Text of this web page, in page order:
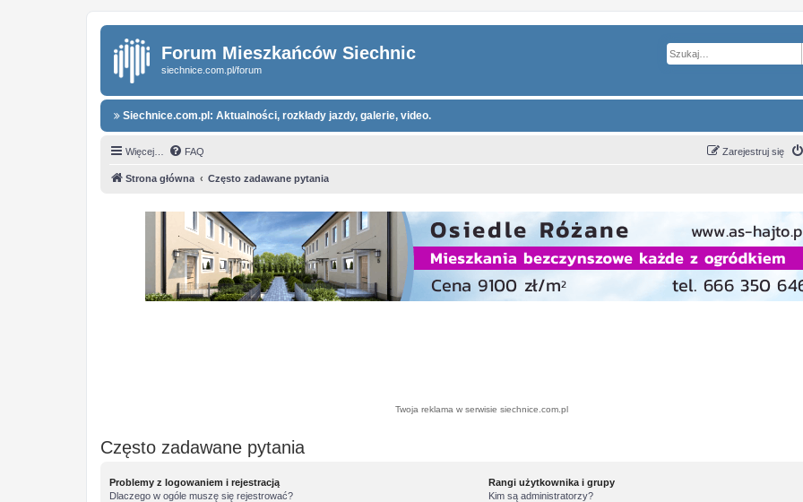
Forum Mieszkańców Siechnic
siechnice.com.pl/forum
Siechnice.com.pl: Aktualności, rozkłady jazdy, galerie, video.
Więcej… FAQ Zarejestruj się
Strona główna Często zadawane pytania
Twoja reklama w serwisie siechnice.com.pl
Często zadawane pytania
Problemy z logowaniem i rejestracją
Dlaczego w ogóle muszę się rejestrować?
Rangi użytkownika i grupy
Kim są administratorzy?